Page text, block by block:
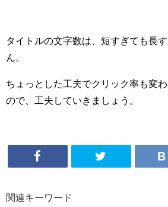
タイトルの文字数は、短すぎても長
ん。
ちょっとした工夫でクリック率も変
ので、工夫していきましょう。
関連キーワード